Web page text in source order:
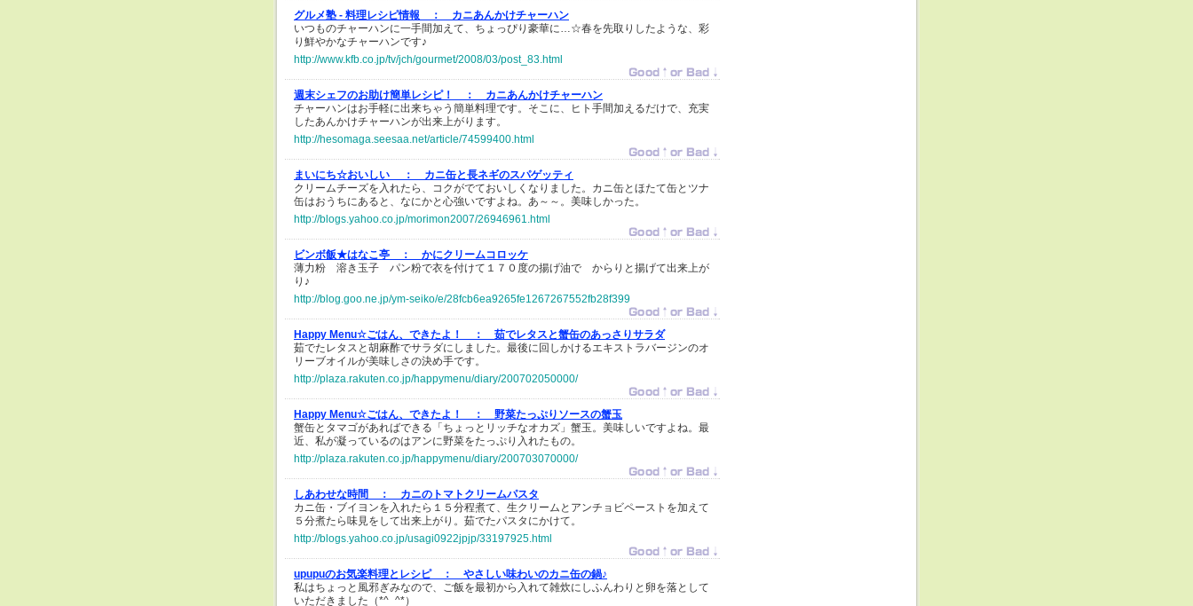
グルメ塾 - 料理レシピ情報 ：
カニあんかけチャーハン
いつものチャーハンに一手間加えて、ちょっぴり豪華に…☆春を先取りしたような、彩
り鮮やかなチャーハンです♪
http://www.kfb.co.jp/tv/jch/gourmet/2008/03/post_83.html
週末シェフのお助け簡単レシピ！ ：
カニあんかけチャーハン
チャーハンはお手軽に出来ちゃう簡単料理です。そこに、ヒト手間加えるだけで、充実
したあんかけチャーハンが出来上がります。
http://hesomaga.seesaa.net/article/74599400.html
まいにち☆おいしい ：
カニ缶と長ネギのスパゲッティ
クリームチーズを入れたら、コクがでておいしくなりました。カニ缶とほたて缶とツナ
缶はおうちにあると、なにかと心強いですよね。あ～～。美味しかった。
http://blogs.yahoo.co.jp/morimon2007/26946961.html
ビンボ飯★はなこ亭 ：
かにクリームコロッケ
薄力粉 溶き玉子 パン粉で衣を付けて１７０度の揚げ油で からりと揚げて出来上が
り♪
http://blog.goo.ne.jp/ym-seiko/e/28fcb6ea9265fe1267267552fb28f399
Happy Menu☆ごはん、できたよ！ ：
茹でレタスと蟹缶のあっさりサラダ
茹でたレタスと胡麻酢でサラダにしました。最後に回しかけるエキストラバージンのオ
リーブオイルが美味しさの決め手です。
http://plaza.rakuten.co.jp/happymenu/diary/200702050000/
Happy Menu☆ごはん、できたよ！ ：
野菜たっぷりソースの蟹玉
蟹缶とタマゴがあればできる「ちょっとリッチなオカズ」蟹玉。美味しいですよね。最
近、私が凝っているのはアンに野菜をたっぷり入れたもの。
http://plaza.rakuten.co.jp/happymenu/diary/200703070000/
しあわせな時間 ：
カニのトマトクリームパスタ
カニ缶・ブイヨンを入れたら１５分程煮て、生クリームとアンチョビペーストを加えて
５分煮たら味見をして出来上がり。茹でたパスタにかけて。
http://blogs.yahoo.co.jp/usagi0922jpjp/33197925.html
upupuのお気楽料理とレシピ ：
やさしい味わいのカニ缶の鍋♪
私はちょっと風邪ぎみなので、ご飯を最初から入れて雑炊にしふんわりと卵を落として
いただきました（*^_^*）